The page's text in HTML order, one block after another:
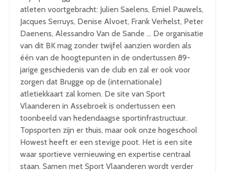
atleten voortgebracht: Julien Saelens, Emiel Pauwels,
Jacques Serruys, Denise Alvoet, Frank Verhelst, Peter
Daenens, Alessandro Van de Sande … De organisatie
van dit BK mag zonder twijfel aanzien worden als
één van de hoogtepunten in de ondertussen 89-
jarige geschiedenis van de club en zal er ook voor
zorgen dat Brugge op de (internationale)
atletiekkaart zal komen. De site van Sport
Vlaanderen in Assebroek is ondertussen een
toonbeeld van hedendaagse sportinfrastructuur.
Topsporten zijn er thuis, maar ook onze hogeschool
Howest heeft er een stevige poot. Het is een site
waar sportieve vernieuwing en expertise centraal
staan. Samen met Sport Vlaanderen wordt verder